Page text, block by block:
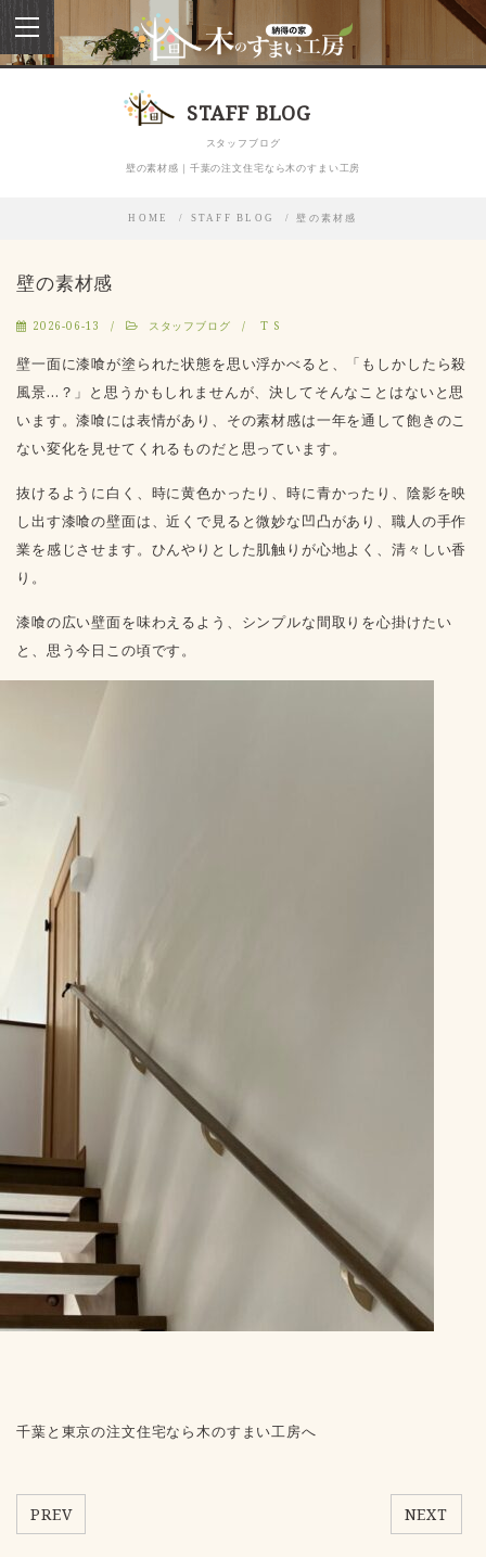
toggle
navigation
STAFF BLOG
スタッフブログ
壁の素材感｜千葉の注文住宅なら木のすまい工房
HOME STAFF BLOG 壁の素材感
壁の素材感
2026-06-13 スタッフブログ T S
壁一面に漆喰が塗られた状態を思い浮かべると、「もしかしたら殺
風景…？」と思うかもしれませんが、決してそんなことはないと思
います。漆喰には表情があり、その素材感は一年を通して飽きのこ
ない変化を見せてくれるものだと思っています。
抜けるように白く、時に黄色かったり、時に青かったり、陰影を映
し出す漆喰の壁面は、近くで見ると微妙な凹凸があり、職人の手作
業を感じさせます。ひんやりとした肌触りが心地よく、清々しい香
り。
漆喰の広い壁面を味わえるよう、シンプルな間取りを心掛けたい
と、思う今日この頃です。
千葉と東京の注文住宅なら木のすまい工房へ
PREV NEXT